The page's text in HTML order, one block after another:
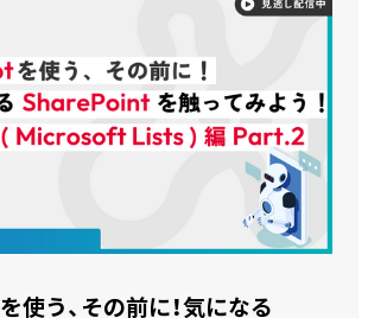
使う、その前に！気になる